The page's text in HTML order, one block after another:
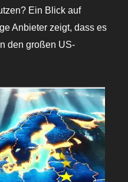
Ein Blick auf
Anbieter zeigt, dass es
den großen US-